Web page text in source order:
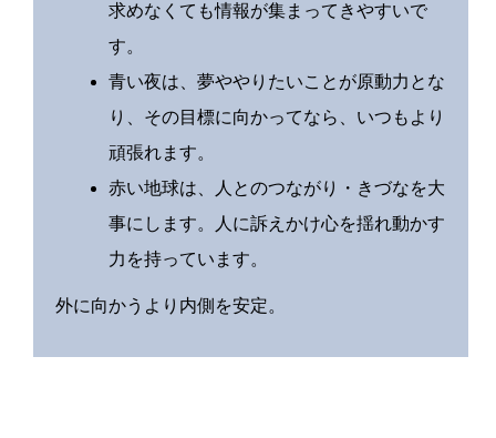
求めなくても情報が集まってきやすいで
す。
青い夜は、夢ややりたいことが原動力とな
り、その目標に向かってなら、いつもより
頑張れます。
赤い地球は、人とのつながり・きづなを大
事にします。人に訴えかけ心を揺れ動かす
力を持っています。
外に向かうより内側を安定。